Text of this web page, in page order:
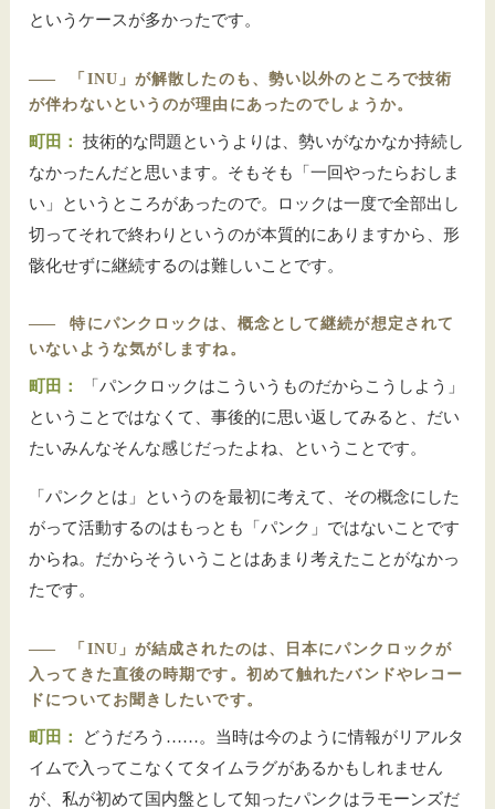
というケースが多かったです。
――
「INU」が解散したのも、勢い以外のところで技術
が伴わないというのが理由にあったのでしょうか。
町田：
技術的な問題というよりは、勢いがなかなか持続し
なかったんだと思います。そもそも「一回やったらおしま
い」というところがあったので。ロックは一度で全部出し
切ってそれで終わりというのが本質的にありますから、形
骸化せずに継続するのは難しいことです。
――
特にパンクロックは、概念として継続が想定されて
いないような気がしますね。
町田：
「パンクロックはこういうものだからこうしよう」
ということではなくて、事後的に思い返してみると、だい
たいみんなそんな感じだったよね、ということです。
「パンクとは」というのを最初に考えて、その概念にした
がって活動するのはもっとも「パンク」ではないことです
からね。だからそういうことはあまり考えたことがなかっ
たです。
――
「INU」が結成されたのは、日本にパンクロックが
入ってきた直後の時期です。初めて触れたバンドやレコー
ドについてお聞きしたいです。
町田：
どうだろう……。当時は今のように情報がリアルタ
イムで入ってこなくてタイムラグがあるかもしれません
が、私が初めて国内盤として知ったパンクはラモーンズだ